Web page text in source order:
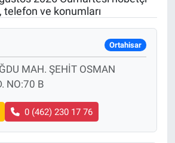
telefon ve konumları
Ortahisar
MAH. ŞEHİT OSMAN
NO:70 B
0 (462) 230 17 76